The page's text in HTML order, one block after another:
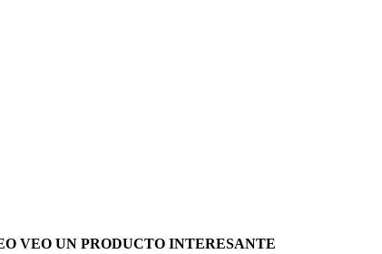
VEO UN PRODUCTO INTERESANTE